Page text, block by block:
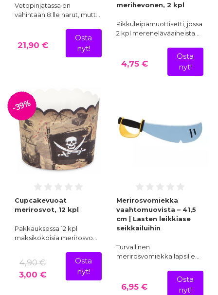
Vetopinjatassa on
vähintään 8:lle narut, mutt…
21,90 €
Osta
nyt!
merihevonen, 2 kpl
Pikkuleipämuottisetti, jossa
2 kpl mereneläväaiheista…
4,75 €
Osta
nyt!
-39%
Cupcakevuoat
merirosvot, 12 kpl
Pakkauksessa 12 kpl
maksikokoisia merirosvo…
4,90 €
3,00 €
Osta
nyt!
Merirosvomiekka
vaahtomuovista – 41,5
cm | Lasten leikkiase
seikkailuihin
Turvallinen
merirosvomiekka lapsille…
6,95 €
Osta
nyt!